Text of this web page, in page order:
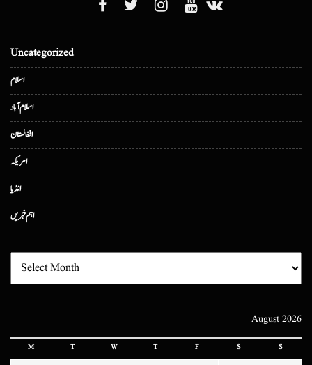
Uncategorized
اسلام
اسلام آباد
افغانستان
امریکہ
انڈیا
اہم خبریں
August 2026
M T W T F S S